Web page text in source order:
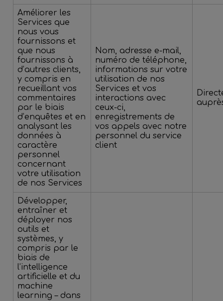
Améliorer les
Services que
nous vous
fournissons et
que nous
fournissons à
d’autres clients,
y compris en
recueillant vos
commentaires
par le biais
d’enquêtes et en
analysant les
données à
caractère
personnel
concernant
votre utilisation
de nos Services
Nom, adresse e-mail,
numéro de téléphone,
informations sur votre
utilisation de nos
Services et vos
interactions avec
ceux-ci,
enregistrements de
vos appels avec notre
personnel du service
client
Développer,
entraîner et
déployer nos
outils et
systèmes, y
compris par le
biais de
l’intelligence
artificielle et du
machine
learning – dans